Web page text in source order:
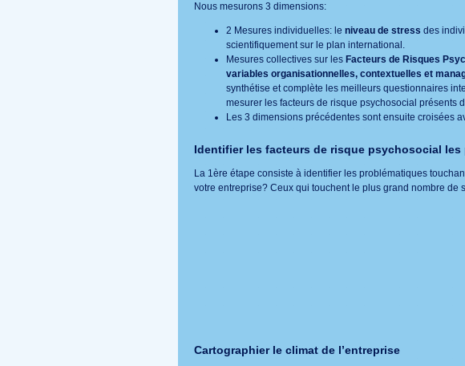
Nous mesurons 3 dimensions:
2 Mesures individuelles: le niveau de stress des
scientifiquement sur le plan international.
Mesures collectives sur les Facteurs de Risques
variables organisationnelles, contextuelles et
synthétise et complète les meilleurs questionnaires
mesurer les facteurs de risque psychosocial présents
Les 3 dimensions précédentes sont ensuite croisées
Identifier les facteurs de risque psychosocial
La 1ère étape consiste à identifier les problématiques
votre entreprise? Ceux qui touchent le plus grand nombre de
Cartographier le climat de l’entreprise